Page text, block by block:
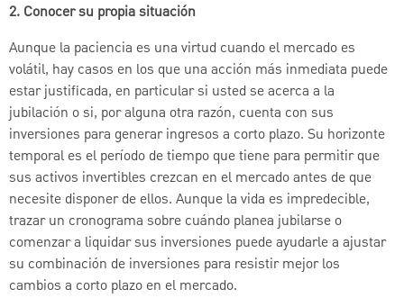
2. Conocer su propia situación
Aunque la paciencia es una virtud cuando el mercado es
volátil, hay casos en los que una acción más inmediata puede
estar justificada, en particular si usted se acerca a la
jubilación o si, por alguna otra razón, cuenta con sus
inversiones para generar ingresos a corto plazo. Su horizonte
temporal es el período de tiempo que tiene para permitir que
sus activos invertibles crezcan en el mercado antes de que
necesite disponer de ellos. Aunque la vida es impredecible,
trazar un cronograma sobre cuándo planea jubilarse o
comenzar a liquidar sus inversiones puede ayudarle a ajustar
su combinación de inversiones para resistir mejor los
cambios a corto plazo en el mercado.